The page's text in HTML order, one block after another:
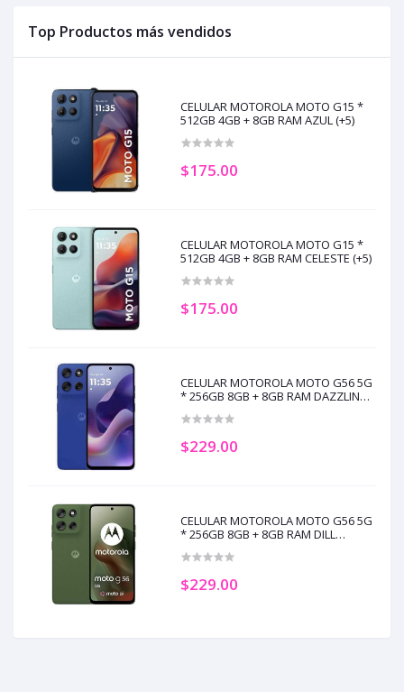
Top Productos más vendidos
CELULAR MOTOROLA MOTO G15 *
512GB 4GB + 8GB RAM AZUL (+5)
$175.00
CELULAR MOTOROLA MOTO G15 *
512GB 4GB + 8GB RAM CELESTE (+5)
$175.00
CELULAR MOTOROLA MOTO G56 5G
* 256GB 8GB + 8GB RAM DAZZLING
$229.00
CELULAR MOTOROLA MOTO G56 5G
* 256GB 8GB + 8GB RAM DILL
$229.00